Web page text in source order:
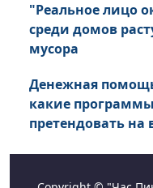
"Реальное лицо
среди домов
мусора
Денежная
какие
претендовать на